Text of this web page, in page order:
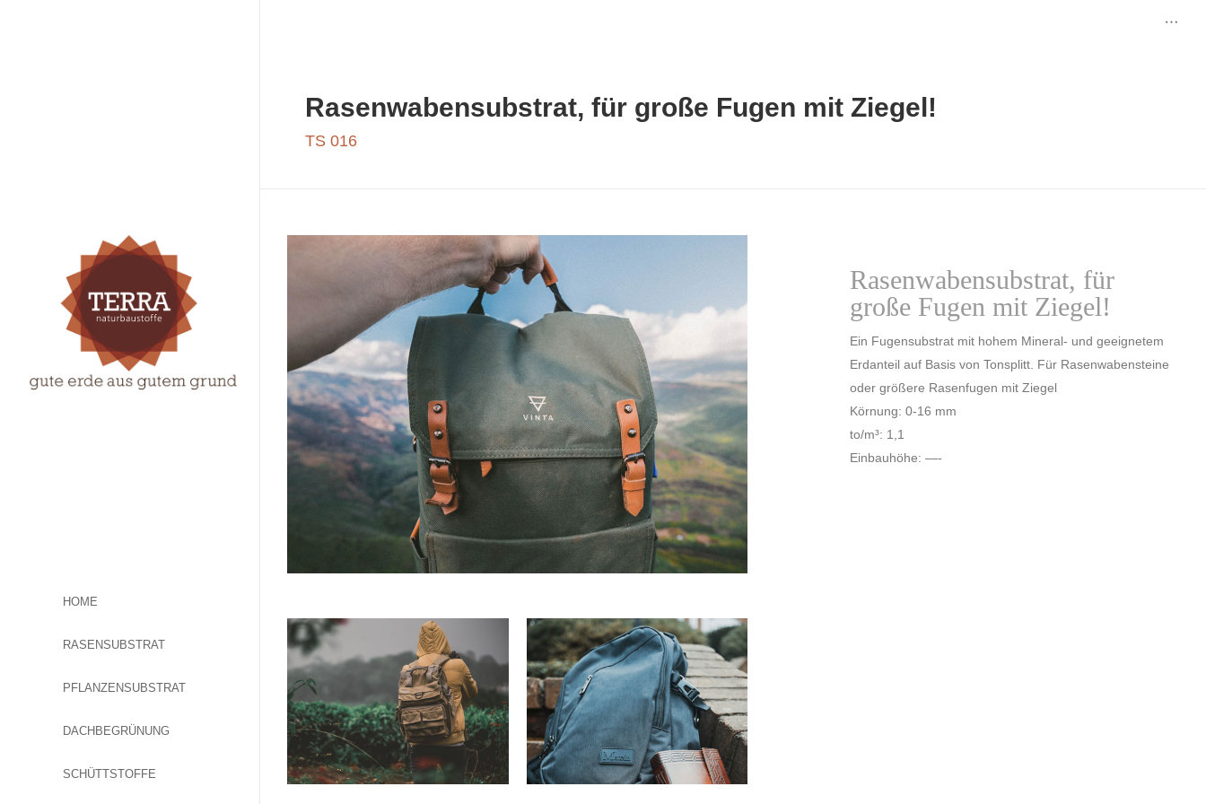
HOME
RASENSUBSTRAT
PFLANZENSUBSTRAT
DACHBEGRÜNUNG
SCHÜTTSTOFFE
Rasenwabensubstrat, für große Fugen mit Ziegel!
TS 016
Rasenwabensubstrat, für
große Fugen mit Ziegel!
Ein Fugensubstrat mit hohem Mineral- und geeignetem
Erdanteil auf Basis von Tonsplitt. Für Rasenwabensteine
oder größere Rasenfugen mit Ziegel
Körnung: 0-16 mm
to/m³: 1,1
Einbauhöhe: —-